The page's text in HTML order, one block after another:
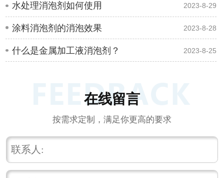
水处理消泡剂如何使用 2023-8-29
涂料消泡剂的消泡效果 2023-8-28
什么是金属加工液消泡剂？ 2023-8-25
在线留言
按需求定制，满足你更高的要求